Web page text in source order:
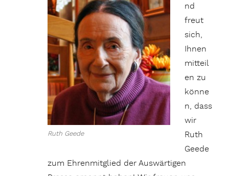
Ruth Geede
nd
freut
sich,
Ihnen
mitteil
en zu
könne
n, dass
wir
Ruth
Geede
zum Ehrenmitglied der Auswärtigen